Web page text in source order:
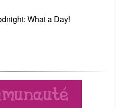
What a Day!